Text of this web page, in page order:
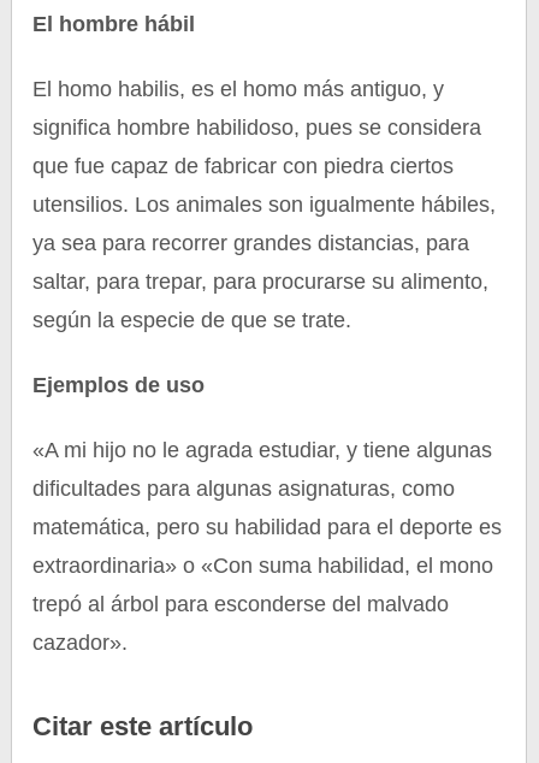
El hombre hábil
El homo habilis, es el homo más antiguo, y
significa hombre habilidoso, pues se considera
que fue capaz de fabricar con piedra ciertos
utensilios. Los animales son igualmente hábiles,
ya sea para recorrer grandes distancias, para
saltar, para trepar, para procurarse su alimento,
según la especie de que se trate.
Ejemplos de uso
«A mi hijo no le agrada estudiar, y tiene algunas
dificultades para algunas asignaturas, como
matemática, pero su habilidad para el deporte es
extraordinaria» o «Con suma habilidad, el mono
trepó al árbol para esconderse del malvado
cazador».
Citar este artículo